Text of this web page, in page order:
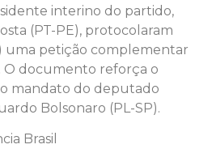
interino do partido,
(PT-PE), protocolaram
uma petição complementar
O documento reforça o
mandato do deputado
Bolsonaro (PL-SP).
Brasil